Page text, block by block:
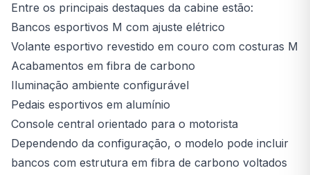
Entre os principais destaques da cabine estão:
Bancos esportivos M com ajuste elétrico
Volante esportivo revestido em couro com costuras M
Acabamentos em fibra de carbono
Iluminação ambiente configurável
Pedais esportivos em alumínio
Console central orientado para o motorista
Dependendo da configuração, o modelo pode incluir
bancos com estrutura em fibra de carbono voltados